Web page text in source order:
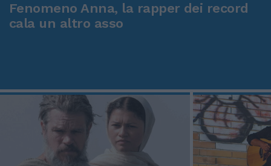
Fenomeno Anna, la rapper dei record
cala un altro asso